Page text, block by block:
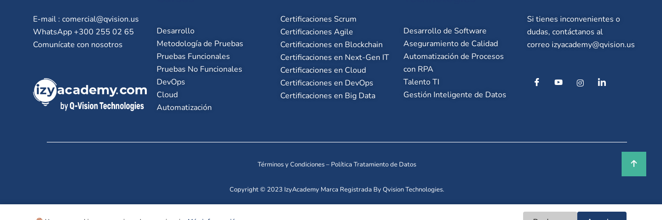
E-mail : comercial@qvision.us
WhatsApp +300 255 02 65
Comunícate con nosotros
Desarrollo
Metodología de Pruebas
Pruebas Funcionales
Pruebas No Funcionales
DevOps
Cloud
Automatización
Certificaciones Scrum
Certificaciones Agile
Certificaciones en Blockchain
Certificaciones en Next-Gen IT
Certificaciones en Cloud
Certificaciones en DevOps
Certificaciones en Big Data
Desarrollo de Software
Aseguramiento de Calidad
Automatización de Procesos
con RPA
Talento TI
Gestión Inteligente de Datos
Si tienes inconvenientes o
dudas, contáctanos al
correo izyacademy@qvision.us
Términos y Condiciones– Política Tratamiento de Datos
Copyright © 2023 IzyAcademy Marca Registrada By Qvision Technologies.